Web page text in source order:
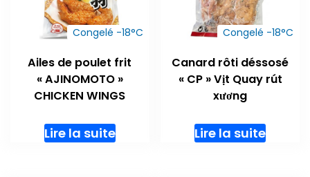
Congelé -18°C
Ailes de poulet frit
« AJINOMOTO »
CHICKEN WINGS
Lire la suite
Congelé -18°C
Canard rôti déssosé
« CP » Vịt Quay rút
xương
Lire la suite